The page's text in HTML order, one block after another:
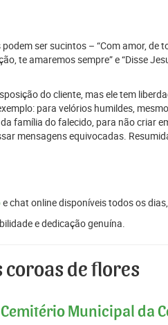
ser sucintos – “Com amor, de
amaremos sempre” e “Disse
do cliente, mas ele tem
para velórios humildes,
família do falecido, para não criar
mensagens equivocadas.
e chat online disponíveis todos os
e dedicação genuína.
coroas de flores
Municipal da